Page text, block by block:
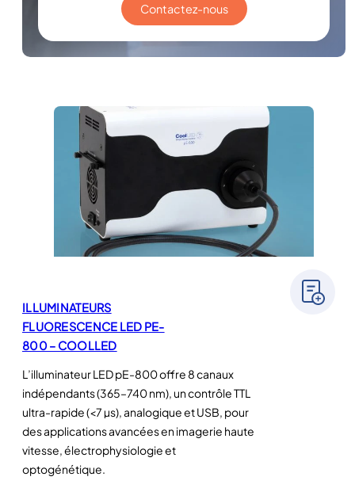
Contactez-nous
ILLUMINATEURS
FLUORESCENCE LED PE-
800 – COOLLED
L’illuminateur LED pE-800 offre 8 canaux
indépendants (365–740 nm), un contrôle TTL
ultra-rapide (<7 µs), analogique et USB, pour
des applications avancées en imagerie haute
vitesse, électrophysiologie et
optogénétique.